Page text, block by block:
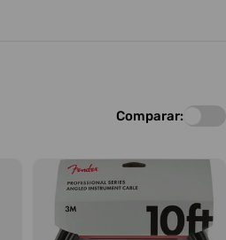
Comparar: